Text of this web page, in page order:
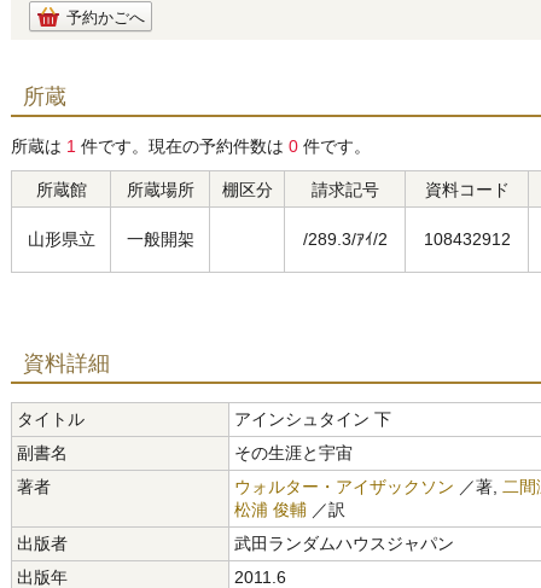
予約かごへ
所蔵
所蔵は 1 件です。現在の予約件数は 0 件です。
所蔵館 所蔵場所 棚区分 請求記号 資料コード
山形県立 一般開架 /289.3/ｱｲ/2 108432912
資料詳細
タイトル
アインシュタイン 下
副書名
その生涯と宇宙
著者
ウォルター・アイザックソン ／著,
二
松浦 俊輔 ／訳
出版者
武田ランダムハウスジャパン
出版年
2011.6